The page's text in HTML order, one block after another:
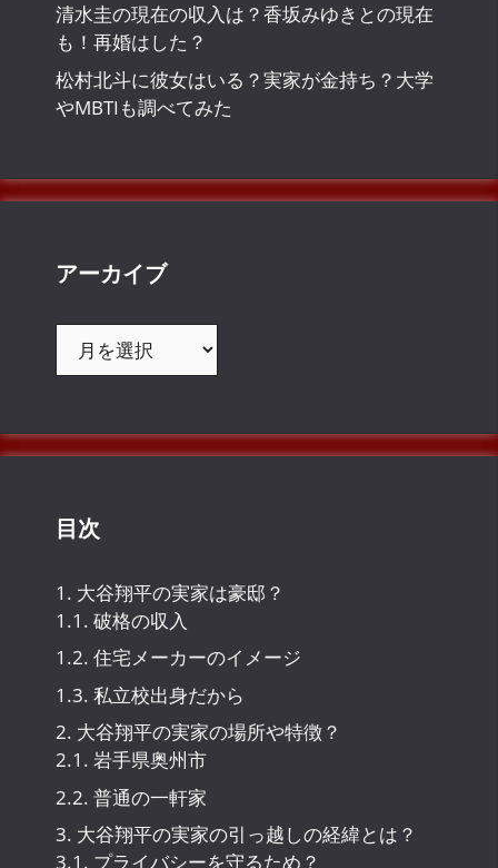
清水圭の現在の収入は？香坂みゆきとの現在
も！再婚はした？
松村北斗に彼女はいる？実家が金持ち？大学
やMBTIも調べてみた
アーカイブ
ブ
目次
1. 大谷翔平の実家は豪邸？
1.1. 破格の収入
1.2. 住宅メーカーのイメージ
1.3. 私立校出身だから
2. 大谷翔平の実家の場所や特徴？
2.1. 岩手県奥州市
2.2. 普通の一軒家
3. 大谷翔平の実家の引っ越しの経緯とは？
3.1. プライバシーを守るため？